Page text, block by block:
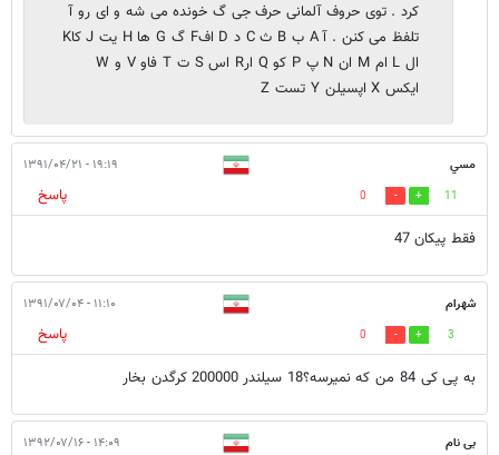
کرد . توی حروف آلمانی حرف جی گ خونده می شه و ای رو آ
تلفظ می کنن . آ A ب B ث C د D افF گ G ها H یت J کاK
ال L ام M ان N پ P کو Q ارR اس S ت T فاو V و W
ایکس X اپسیلن Y تست Z
مسي ۱۹:۱۹ - ۱۳۹۱/۰۴/۲۱
11
0
پاسخ
فقط پيكان 47
شهرام ۱۱:۱۰ - ۱۳۹۱/۰۷/۰۴
3
0
پاسخ
به پی کی 84 من که نمیرسه؟18 سیلندر 200000 کرگدن بخار
بی نام ۱۴:۰۹ - ۱۳۹۲/۰۷/۱۶